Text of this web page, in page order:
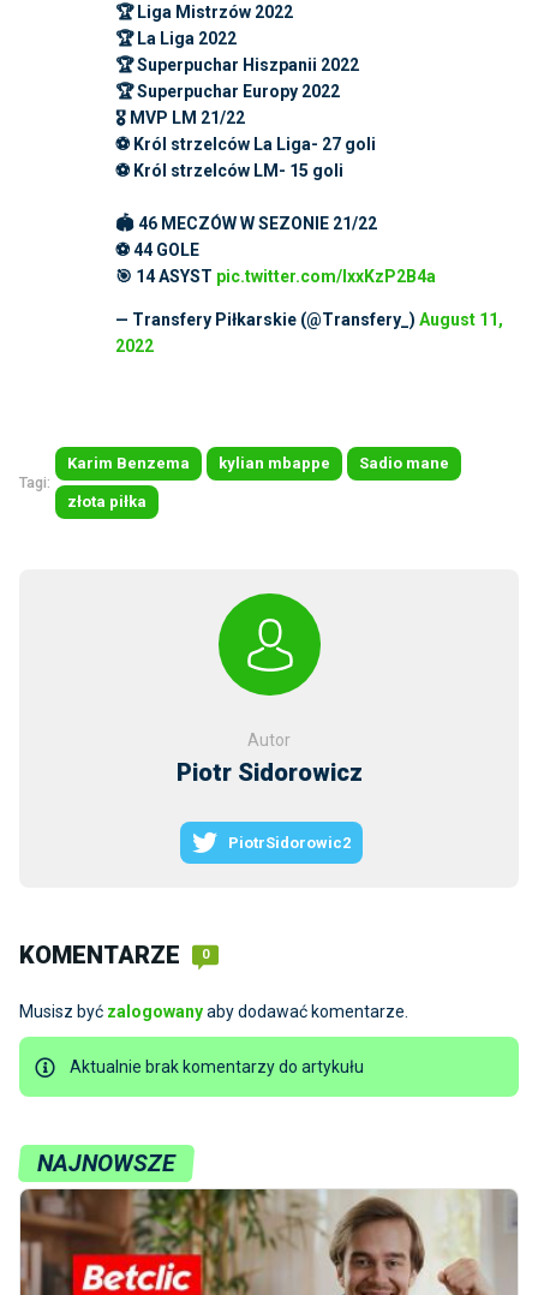
🏆 Liga Mistrzów 2022
🏆 La Liga 2022
🏆 Superpuchar Hiszpanii 2022
🏆 Superpuchar Europy 2022
🎖 MVP LM 21/22
⚽️ Król strzelców La Liga- 27 goli
⚽️ Król strzelców LM- 15 goli
🏟 46 MECZÓW W SEZONIE 21/22
⚽️ 44 GOLE
🎯 14 ASYST pic.twitter.com/lxxKzP2B4a
— Transfery Piłkarskie (@Transfery_) August 11,
2022
Tagi:
Karim Benzema kylian mbappe Sadio mane
złota piłka
Autor
Piotr Sidorowicz
PiotrSidorowic2
KOMENTARZE 0
Musisz być zalogowanyaby dodawać komentarze.
Aktualnie brak komentarzy do artykułu
NAJNOWSZE